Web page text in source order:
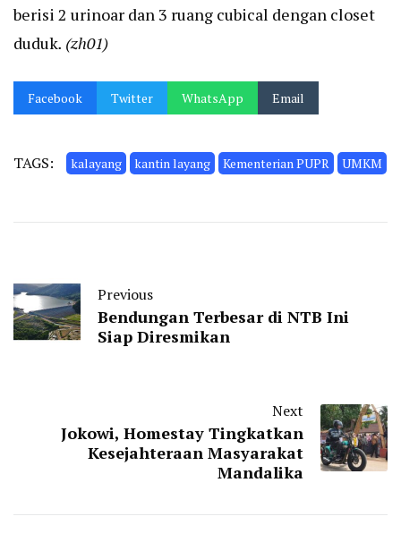
berisi 2 urinoar dan 3 ruang cubical dengan closet
duduk. (zh01)
Facebook Twitter WhatsApp Email
TAGS: kalayang kantin layang Kementerian PUPR UMKM
Previous
Bendungan Terbesar di NTB Ini
Siap Diresmikan
Next
Jokowi, Homestay Tingkatkan
Kesejahteraan Masyarakat
Mandalika